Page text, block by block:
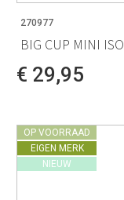
270977
BIG CUP MINI
€ 29,95
OP VOORRAAD
EIGEN MERK
NIEUW